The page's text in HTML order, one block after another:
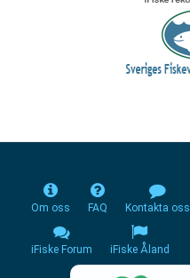
Om oss FAQ Kontakta oss
iFiske Forum iFiske Åland